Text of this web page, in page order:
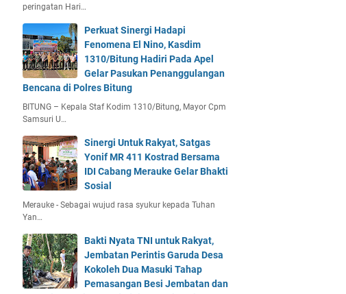
peringatan Hari…
Perkuat Sinergi Hadapi
Fenomena El Nino, Kasdim
1310/Bitung Hadiri Pada Apel
Gelar Pasukan Penanggulangan
Bencana di Polres Bitung
BITUNG – Kepala Staf Kodim 1310/Bitung, Mayor Cpm
Samsuri U…
Sinergi Untuk Rakyat, Satgas
Yonif MR 411 Kostrad Bersama
IDI Cabang Merauke Gelar Bhakti
Sosial
Merauke - Sebagai wujud rasa syukur kepada Tuhan
Yan…
Bakti Nyata TNI untuk Rakyat,
Jembatan Perintis Garuda Desa
Kokoleh Dua Masuki Tahap
Pemasangan Besi Jembatan dan